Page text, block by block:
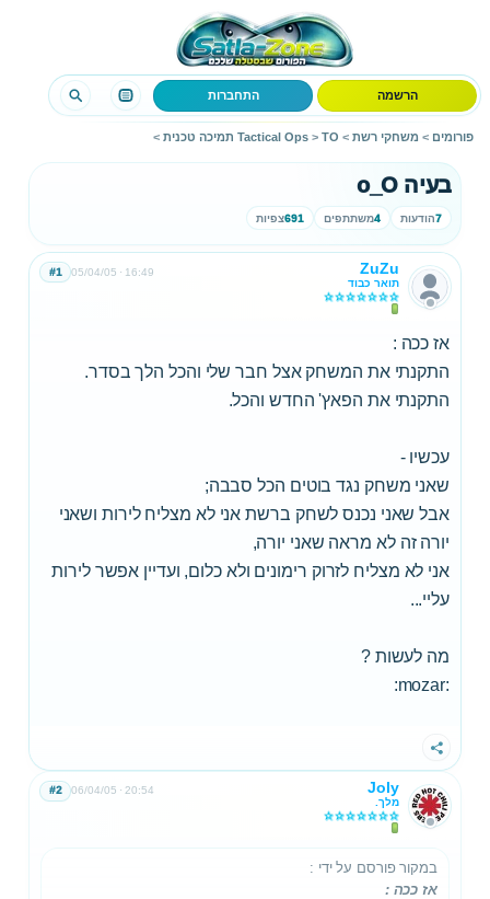
הרשמה התחברות
פורומים > משחקי רשת >
Tactical Ops > TO תמיכה טכנית >
בעיה o_O
7הודעות 4משתתפים 691צפיות
ZuZu
תואר כבוד
05/04/05 16:49
#1
אז ככה :
התקנתי את המשחק אצל חבר שלי והכל הלך בסדר.
התקנתי את הפאץ' החדש והכל.
עכשיו -
שאני משחק נגד בוטים הכל סבבה;
אבל שאני נכנס לשחק ברשת אני לא מצליח לירות ושאני
יורה זה לא מראה שאני יורה,
אני לא מצליח לזרוק רימונים ולא כלום, ועדיין אפשר לירות
עליי...
מה לעשות ?
:mozar:
שתף
Joly
מלך.
06/04/05 20:54
#2
במקור פורסם על ידי :
אז ככה :